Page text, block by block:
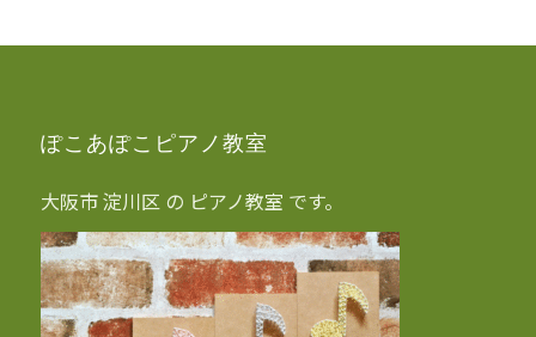
ぽこあぽこピアノ教室
大阪市 淀川区 の ピアノ教室 です。